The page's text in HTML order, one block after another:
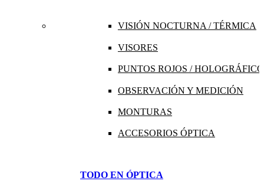
VISIÓN NOCTURNA / TÉRMICA
VISORES
PUNTOS ROJOS /
OBSERVACIÓN Y MEDICIÓN
MONTURAS
ACCESORIOS ÓPTICA
TODO EN ÓPTICA